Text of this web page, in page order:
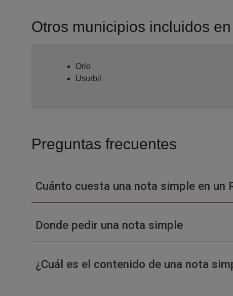
Otros municipios incluidos
Orio
Usurbil
Preguntas frecuentes
Cuánto cuesta una nota simple en un
Donde pedir una nota simple
¿Cuál es el contenido de una nota